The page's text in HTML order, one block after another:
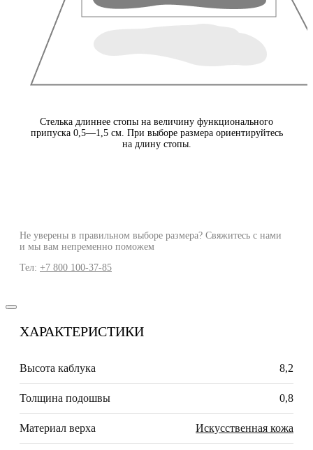
Стелька длиннее стопы на величину функционального
припуска 0,5—1,5 см. При выборе размера ориентируйтесь
на длину стопы.
Не уверены в правильном выборе размера? Свяжитесь с нами
и мы вам непременно поможем
Тел: +7 800 100-37-85
ХАРАКТЕРИСТИКИ
Высота каблука 8,2
Толщина подошвы 0,8
Материал верха Искусственная кожа